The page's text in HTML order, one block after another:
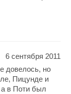
6 сентября 2011
довелось, но
Пицунде и
в Поти был